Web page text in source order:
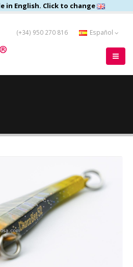
in English. Click to change
(+34) 950 270 816 Español